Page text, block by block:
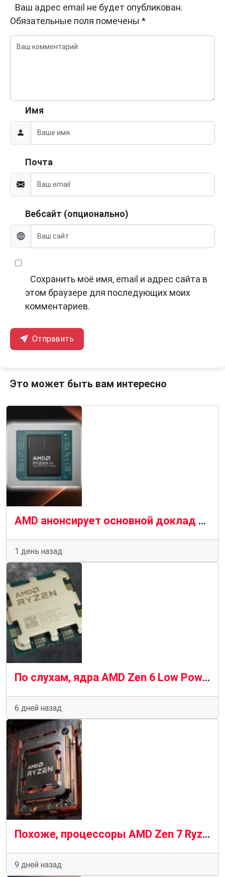
Ваш адрес email не будет опубликован.
Обязательные поля помечены *
Имя
Почта
Вебсайт (опционально)
Сохранить моё имя, email и адрес сайта в
этом браузере для последующих моих
комментариев.
Отправить
Это может быть вам интересно
AMD анонсирует основной доклад на выставке IFA 2026, потенциально подготавливая почву для выпуска Ryzen AI Max Pro 400
1 день назад
По слухам, ядра AMD Zen 6 Low Power представляют собой «шведский стол» из множества предыдущих архитектур
6 дней назад
Похоже, процессоры AMD Zen 7 Ryzen будут последними, кто будет работать на материнских платах AM5
9 дней назад